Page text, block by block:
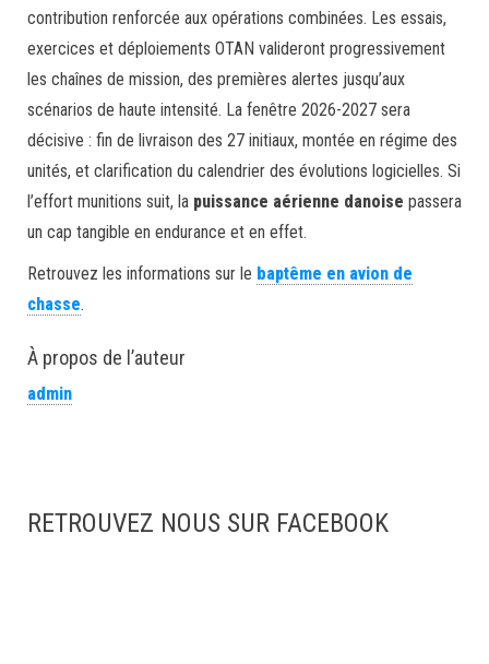
contribution renforcée aux opérations combinées. Les essais,
exercices et déploiements OTAN valideront progressivement
les chaînes de mission, des premières alertes jusqu’aux
scénarios de haute intensité. La fenêtre 2026-2027 sera
décisive : fin de livraison des 27 initiaux, montée en régime des
unités, et clarification du calendrier des évolutions logicielles. Si
l’effort munitions suit, la puissance aérienne danoise passera
un cap tangible en endurance et en effet.
Retrouvez les informations sur le baptême en avion de
chasse.
À propos de l’auteur
admin
RETROUVEZ NOUS SUR FACEBOOK